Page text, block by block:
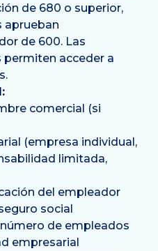
de 680 o superior,
aprueban
de 600. Las
acceder a
comercial (si
(empresa individual,
limitada,
del empleador
social
de empleados
empresarial